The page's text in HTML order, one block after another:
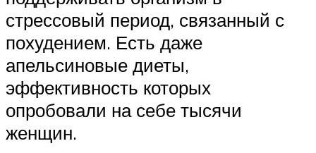
стрессовый период, связанный с
похудением. Есть даже
апельсиновые диеты,
эффективность которых
опробовали на себе тысячи
женщин.